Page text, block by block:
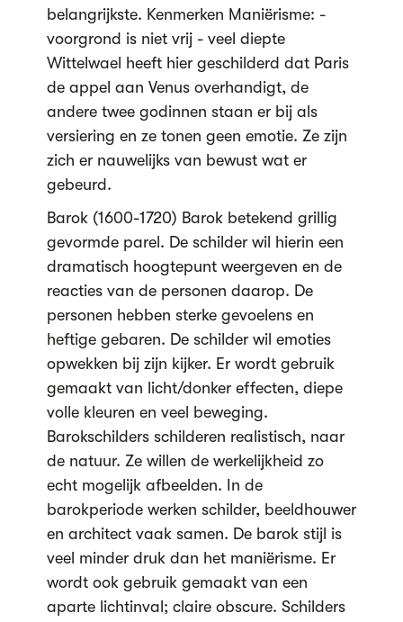
belangrijkste. Kenmerken Maniërisme: -
voorgrond is niet vrij - veel diepte
Wittelwael heeft hier geschilderd dat Paris
de appel aan Venus overhandigt, de
andere twee godinnen staan er bij als
versiering en ze tonen geen emotie. Ze zijn
zich er nauwelijks van bewust wat er
gebeurd.
Barok (1600-1720) Barok betekend grillig
gevormde parel. De schilder wil hierin een
dramatisch hoogtepunt weergeven en de
reacties van de personen daarop. De
personen hebben sterke gevoelens en
heftige gebaren. De schilder wil emoties
opwekken bij zijn kijker. Er wordt gebruik
gemaakt van licht/donker effecten, diepe
volle kleuren en veel beweging.
Barokschilders schilderen realistisch, naar
de natuur. Ze willen de werkelijkheid zo
echt mogelijk afbeelden. In de
barokperiode werken schilder, beeldhouwer
en architect vaak samen. De barok stijl is
veel minder druk dan het maniërisme. Er
wordt ook gebruik gemaakt van een
aparte lichtinval; claire obscure. Schilders